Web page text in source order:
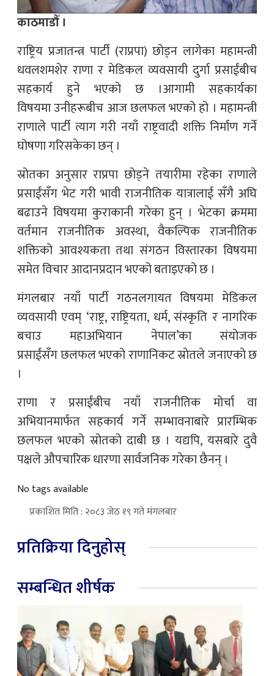
काठमाडौँ ।
राष्ट्रिय प्रजातन्त्र पार्टी (राप्रपा) छोड्न लागेका महामन्त्री
धवलशमशेर राणा र मेडिकल व्यवसायी दुर्गा प्रसाईंबीच
सहकार्य हुने भएकाे छ ।आगामी सहकार्यका
विषयमा उनीहरूबीच आज छलफल भएको हो । महामन्त्री
राणाले पार्टी त्याग गरी नयाँ राष्ट्रवादी शक्ति निर्माण गर्ने
घोषणा गरिसकेका छन् ।
स्रोतका अनुसार राप्रपा छोड्ने तयारीमा रहेका राणाले
प्रसाईंसँग भेट गरी भावी राजनीतिक यात्रालाई सँगै अघि
बढाउने विषयमा कुराकानी गरेका हुन् । भेटका क्रममा
वर्तमान राजनीतिक अवस्था, वैकल्पिक राजनीतिक
शक्तिको आवश्यकता तथा संगठन विस्तारका विषयमा
समेत विचार आदानप्रदान भएको बताइएको छ ।
मंगलबार नयाँ पार्टी गठनलगायत विषयमा मेडिकल
व्यवसायी एवम् ‘राष्ट्र, राष्ट्रियता, धर्म, संस्कृति र नागरिक
बचाउ महाअभियान नेपाल’का संयोजक
प्रसाईंसँग छलफल भएको राणानिकट स्राेतले जनाएकाे छ
।
राणा र प्रसाईंबीच नयाँ राजनीतिक मोर्चा वा
अभियानमार्फत सहकार्य गर्ने सम्भावनाबारे प्रारम्भिक
छलफल भएको स्रोतको दाबी छ । यद्यपि, यसबारे दुवै
पक्षले औपचारिक धारणा सार्वजनिक गरेका छैनन् ।
No tags available
प्रकाशित मिति : २०८३ जेठ १९ गते मंगलबार
प्रतिक्रिया दिनुहोस्
सम्बन्धित शीर्षक